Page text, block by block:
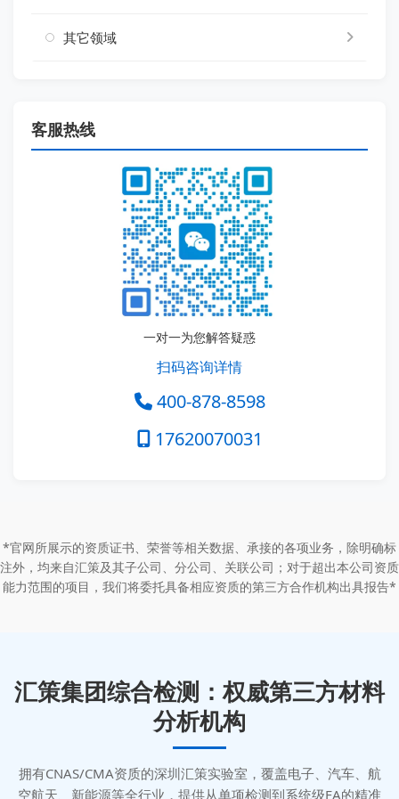
其它领域
客服热线
一对一为您解答疑惑
扫码咨询详情
400-878-8598
17620070031
*官网所展示的资质证书、荣誉等相关数据、承接的各项业务，除明确标
注外，均来自汇策及其子公司、分公司、关联公司；对于超出本公司资质
能力范围的项目，我们将委托具备相应资质的第三方合作机构出具报告*
汇策集团综合检测：权威第三方材料
分析机构
拥有CNAS/CMA资质的深圳汇策实验室，覆盖电子、汽车、航
空航天、新能源等全行业，提供从单项检测到系统级FA的精准